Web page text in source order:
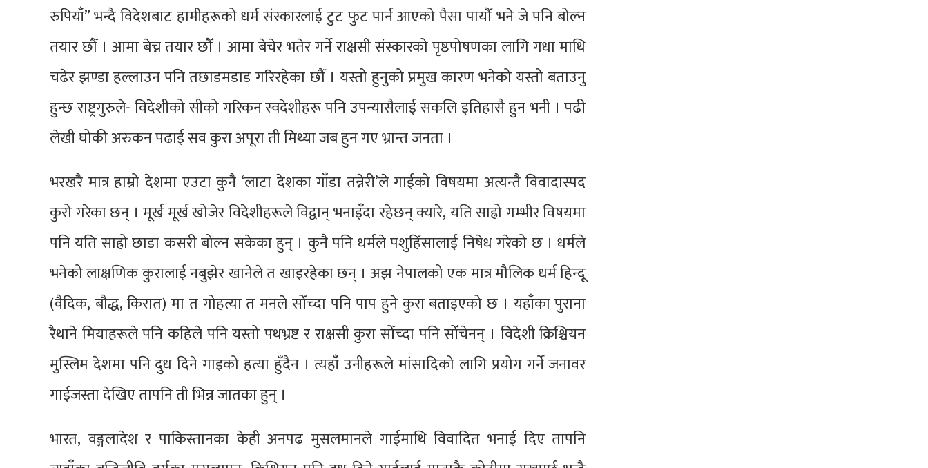
रुपियाँ” भन्दै विदेशबाट हामीहरूको धर्म संस्कारलाई टुट फुट पार्न आएको पैसा पायौँ भने जे पनि बोल्न
तयार छौँ । आमा बेच्न तयार छौँ । आमा बेचेर भतेर गर्ने राक्षसी संस्कारको पृष्ठपोषणका लागि गधा माथि
चढेर झण्डा हल्लाउन पनि तछाडमडाड गरिरहेका छौँ । यस्तो हुनुको प्रमुख कारण भनेको यस्तो बताउनु
हुन्छ राष्ट्रगुरुले- विदेशीको सीको गरिकन स्वदेशीहरू पनि उपन्यासैलाई सकलि इतिहासै हुन भनी । पढी
लेखी घोकी अरुकन पढाई सव कुरा अपूरा ती मिथ्या जब हुन गए भ्रान्त जनता ।
भरखरै मात्र हाम्रो देशमा एउटा कुनै ‘लाटा देशका गाँडा तन्नेरी’ले गाईको विषयमा अत्यन्तै विवादास्पद
कुरो गरेका छन् । मूर्ख मूर्ख खोजेर विदेशीहरूले विद्वान् भनाइँदा रहेछन् क्यारे‚ यति साह्रो गम्भीर विषयमा
पनि यति साह्रो छाडा कसरी बोल्न सकेका हुन् । कुनै पनि धर्मले पशुहिँसालाई निषेध गरेको छ । धर्मले
भनेको लाक्षणिक कुरालाई नबुझेर खानेले त खाइरहेका छन् । अझ नेपालको एक मात्र मौलिक धर्म हिन्दू
(वैदिक‚ बौद्ध‚ किरात) मा त गोहत्या त मनले सोँच्दा पनि पाप हुने कुरा बताइएको छ । यहाँका पुराना
रैथाने मियाहरूले पनि कहिले पनि यस्तो पथभ्रष्ट र राक्षसी कुरा सोँच्दा पनि सोँचेनन् । विदेशी क्रिश्चियन
मुस्लिम देशमा पनि दुध दिने गाइको हत्या हुँदैन । त्यहाँ उनीहरूले मांसादिको लागि प्रयोग गर्ने जनावर
गाईजस्ता देखिए तापनि ती भिन्न जातका हुन् ।
भारत‚ वङ्गलादेश र पाकिस्तानका केही अनपढ मुसलमानले गाईमाथि विवादित भनाई दिए तापनि